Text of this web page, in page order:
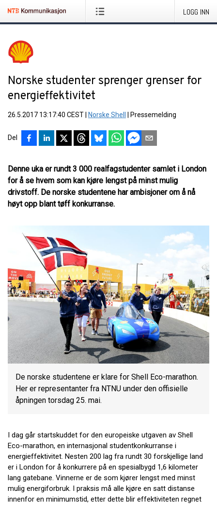
LOGG INN
Norske studenter sprenger grenser for
energieffektivitet
26.5.2017 13:17:40 CEST Norske Shell Pressemelding
Del
Denne uka er rundt 3 000 realfagstudenter samlet i London
for å se hvem som kan kjøre lengst på minst mulig
drivstoff. De norske studentene har ambisjoner om å nå
høyt opp blant tøff konkurranse.
De norske studentene er klare for Shell Eco-marathon.
Her er representanter fra NTNU under den offisielle
åpningen torsdag 25. mai.
I dag går startskuddet for den europeiske utgaven av Shell
Eco-marathon, en internasjonal studentkonkurranse i
energieffektivitet. Nesten 200 lag fra rundt 30 forskjellige land
er i London for å konkurrere på en spesialbygd 1,6 kilometer
lang gatebane. Vinnerne er de som kjører lengst med minst
mulig energiforbruk. I praksis må alle kjøre en satt distanse
innenfor en minimumstid, etter dette blir effektiviteten regnet